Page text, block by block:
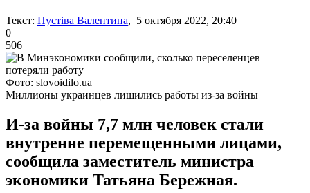
Текст: Пустіва Валентина, 5 октября 2022, 20:40
0
506
Фото: slovoidilo.ua
Миллионы украинцев лишились работы из-за войны
И-за войны 7,7 млн человек стали
внутренне перемещенными лицами,
сообщила заместитель министра
экономики Татьяна Бережная.